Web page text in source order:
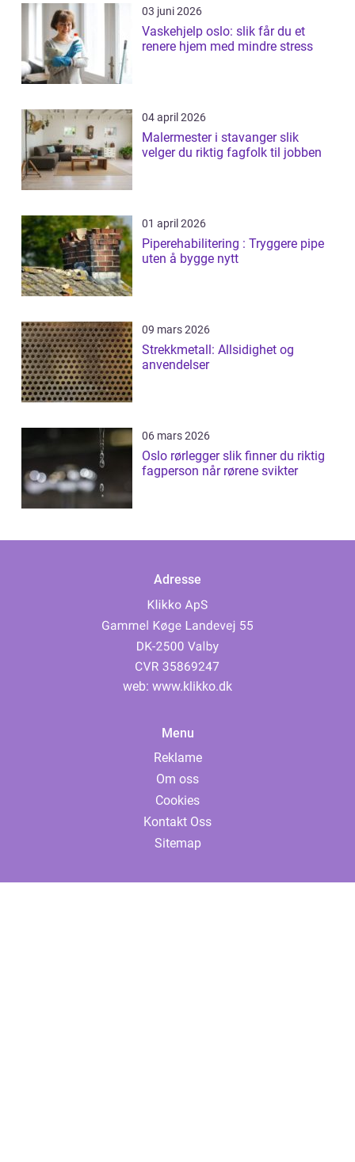
03 juni 2026
Vaskehjelp oslo: slik får du et
renere hjem med mindre stress
04 april 2026
Malermester i stavanger slik
velger du riktig fagfolk til jobben
01 april 2026
Piperehabilitering : Tryggere pipe
uten å bygge nytt
09 mars 2026
Strekkmetall: Allsidighet og
anvendelser
06 mars 2026
Oslo rørlegger slik finner du riktig
fagperson når rørene svikter
Adresse
web: www.klikko.dk
Menu
Reklame
Om oss
Cookies
Kontakt Oss
Sitemap